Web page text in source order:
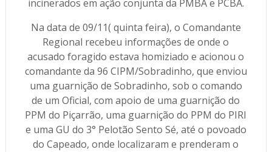
incinerados em ação conjunta da PMBA e PCBA.
Na data de 09/11( quinta feira), o Comandante
Regional recebeu informações de onde o
acusado foragido estava homiziado e acionou o
comandante da 96 CIPM/Sobradinho, que enviou
uma guarnição de Sobradinho, sob o comando
de um Oficial, com apoio de uma guarnição do
PPM do Piçarrão, uma guarnição do PPM do PIRI
e uma GU do 3° Pelotão Sento Sé, até o povoado
do Capeado, onde localizaram e prenderam o